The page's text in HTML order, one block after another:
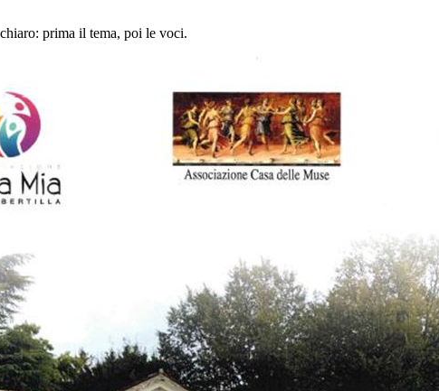
prima il tema, poi le voci.